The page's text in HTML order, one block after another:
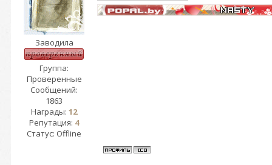
Заводила
Группа:
Проверенные
Сообщений:
1863
Награды: 12
Репутация: 4
Статус: Offline